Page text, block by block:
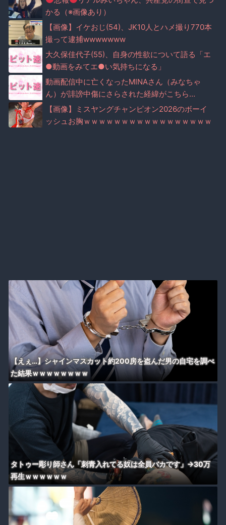
かる（※画像あり）
【画像】イケおじ(54)、JK10人とハメ撮り770本
撮って逮捕wwwwwww
大久保佳代子(55)、自身の性欲について語る「エ
●動画をみてエ●い気持ちになる」
動画配信中に亡くなったMINAさん（みなちゃ
ん）が誹謗中傷にさらされた経緯がこちら…
【画像】ミスヤングチャンピオン2026のボーイ
ッシュお胸ｗｗｗｗｗｗｗｗｗｗｗｗｗｗｗｗｗ
【えぇ…】シャインマスカット約200房を盗んだ男の自宅を調べ
た結果ｗｗｗｗｗｗｗｗ
タトゥー彫り師さん「刺青入れてる奴は全員バカです」→30万
再生ｗｗｗｗｗｗ